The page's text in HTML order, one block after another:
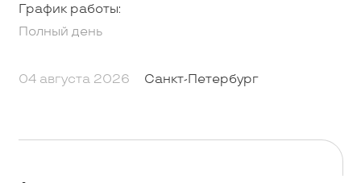
График работы:
Полный день
04 августа 2026 Санкт-Петербург